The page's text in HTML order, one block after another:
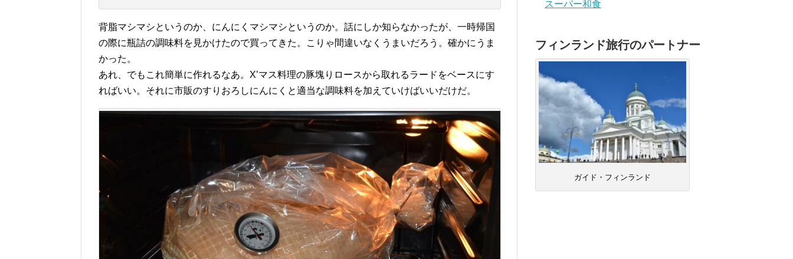
背脂マシマシというのか、にんにくマシマシというのか。話にしか知らなかったが、一時帰国
の際に瓶詰の調味料を見かけたので買ってきた。こりゃ間違いなくうまいだろう。確かにうま
かった。
あれ、でもこれ簡単に作れるなあ。X’マス料理の豚塊りロースから取れるラードをベースにす
ればいい。それに市販のすりおろしにんにくと適当な調味料を加えていけばいいだけだ。
スーパー和食
フィンランド旅行のパートナー
ガイド・フィンランド